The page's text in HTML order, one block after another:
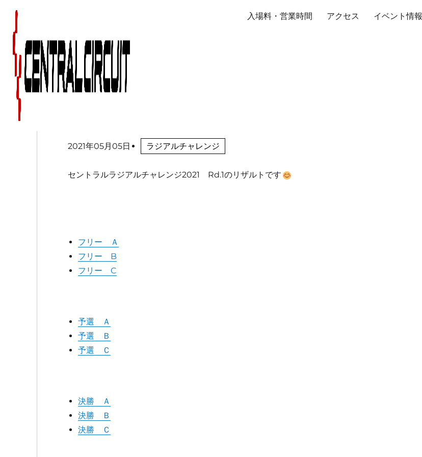
入場料・営業時間 アクセス イベント情報
セントラルラジアルチャレンジ2021 Rd.1のリザ
2021年05月05日 ラジアルチャレンジ
セントラルラジアルチャレンジ2021 Rd.1のリザルトです
フリー Ａ
フリー B
フリー C
予選 Ａ
予選 Ｂ
予選 Ｃ
決勝 Ａ
決勝 Ｂ
決勝 Ｃ